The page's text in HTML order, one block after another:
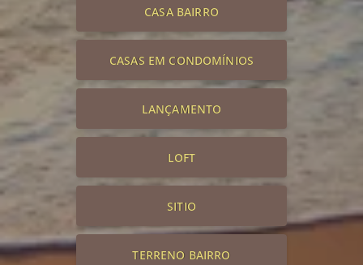
CASA BAIRRO
CASAS EM CONDOMÍNIOS
LANÇAMENTO
LOFT
SITIO
TERRENO BAIRRO